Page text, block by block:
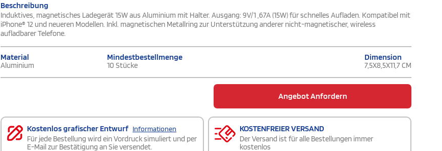
Beschreibung
Induktives, magnetisches Ladegerät 15W aus Aluminium mit Halter. Ausgang: 9V/1 ,67A (15W) für schnelles Aufladen. Kompatibel mit
iPhone® 12 und neueren Modellen. Inkl. magnetischen Metallring zur Unterstützung anderer nicht-magnetischer, wireless
aufladbarer Telefone.
Material
Aluminium
Mindestbestellmenge
10 Stücke
Dimension
7,5X8,5X11,7 CM
Angebot Anfordern
Kostenlos grafischer Entwurf Informationen
Für jede Bestellung wird ein Vordruck simuliert und per
E-Mail zur Bestätigung an Sie versendet.
KOSTENFREIER VERSAND
Der Versand ist für alle Bestellungen immer
kostenlos